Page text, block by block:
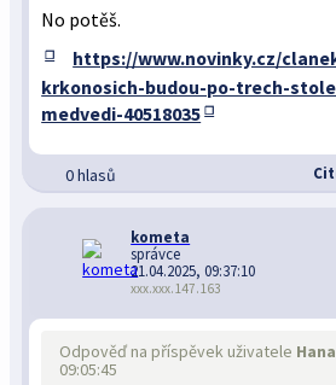
No potěš.
https://www.novinky.cz/
krkonosich-budou-po-trech-
medvedi-40518035
0 hlasů
kometa
správce
21.04.2025, 09:37:10
xxx.xxx.147.163
Odpověď na příspěvek uživatele Hana
09:05:45